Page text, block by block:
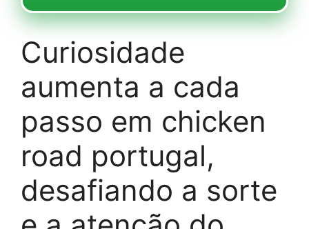
Curiosidade
aumenta a cada
passo em chicken
road portugal,
desafiando a sorte